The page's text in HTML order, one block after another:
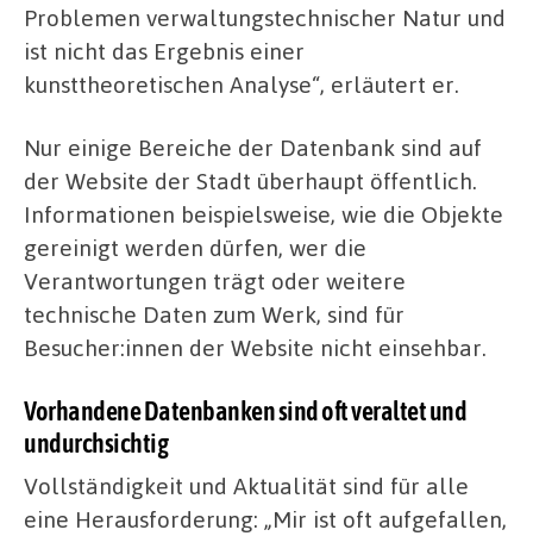
Problemen verwaltungstechnischer Natur und
ist nicht das Ergebnis einer
kunsttheoretischen Analyse“, erläutert er.
Nur einige Bereiche der Datenbank sind auf
der Website der Stadt überhaupt öffentlich.
Informationen beispielsweise, wie die Objekte
gereinigt werden dürfen, wer die
Verantwortungen trägt oder weitere
technische Daten zum Werk, sind für
Besucher:innen der Website nicht einsehbar.
Vorhandene Datenbanken sind oft veraltet und
undurchsichtig
Vollständigkeit und Aktualität sind für alle
eine Herausforderung: „Mir ist oft aufgefallen,